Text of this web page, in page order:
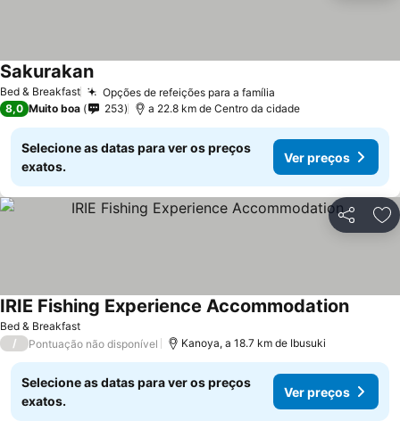
Bed & Breakfast Opções de refeições para a família
SakurakanVer preços
8,0 Muito boa 253 a 22.8 km de Centro da cidade
Selecione as datas para ver os preços
exatos.
Ver preços
Partilhar
Bed & Breakfast
IRIE Fishing Experience AccommodationVer
/ Pontuação não disponível Kanoya, a 18.7 km de Ibusuki
Selecione as datas para ver os preços
exatos.
Ver preços